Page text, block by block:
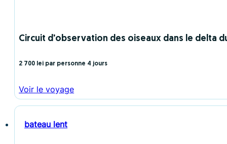
Circuit d'observation des oiseaux dans le delta
2 700 lei par personne 4 jours
Voir le voyage
bateau lent